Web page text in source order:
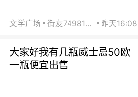
文学广场 街友74981146 昨天16:08
大家好我有几瓶威士忌50欧
一瓶便宜出售